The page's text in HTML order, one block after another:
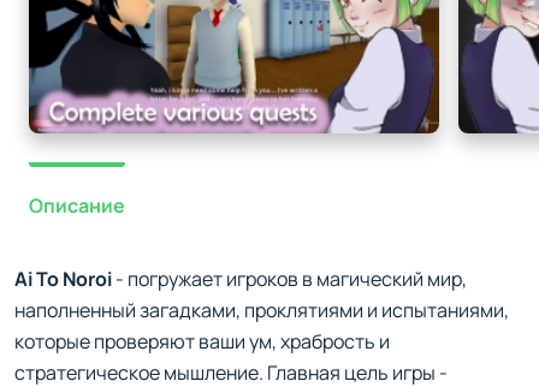
Описание
Аi To Noroi- погружает игроков в магический мир,
наполненный загадками, проклятиями и испытаниями,
которые проверяют ваши ум, храбрость и
стратегическое мышление. Главная цель игры -